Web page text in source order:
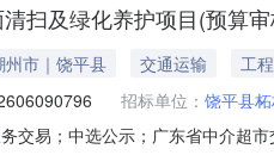
扫及绿化养护项目(预算
州市｜饶平县 交通运输
工程
招标单位： 饶平县
交易；中选公示；广东省中介超